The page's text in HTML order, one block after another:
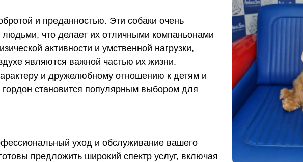
и преданностью. Эти собаки очень
что делает их отличными компаньонами
активности и умственной нагрузки,
являются важной частью их жизни.
и дружелюбному отношению к детям и
становится популярным выбором для
уход и обслуживание вашего
предложить широкий спектр услуг, включая